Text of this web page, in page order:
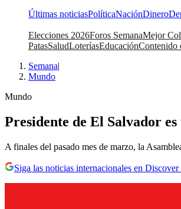
Últimas noticiasPolíticaNaciónDinero
Elecciones 2026Foros SemanaMejor
PatasSaludLoteríasEducaciónContenido
Semana|
Mundo
Mundo
Presidente de El Salvador
A finales del pasado mes de marzo, la
Siga las noticias internacionales en